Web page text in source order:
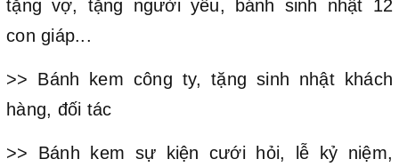
tặng vợ, tặng người yêu, bánh sinh nhật 12
con giáp...
>> Bánh kem công ty, tặng sinh nhật khách
hàng, đối tác
>> Bánh kem sự kiện cưới hỏi, lễ kỷ niệm,